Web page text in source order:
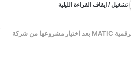
تشغيل / ايقاف القراءة الليلية
انتعاش سعر العملة الرقمية MATIC بعد اختيار مشروعها من شركة